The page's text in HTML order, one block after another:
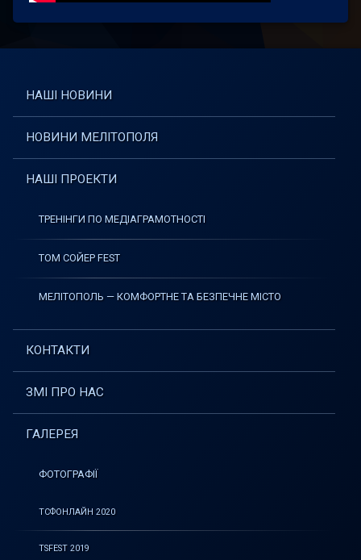
НАШІ НОВИНИ
НОВИНИ МЕЛІТОПОЛЯ
НАШІ ПРОЕКТИ
ТРЕНІНГИ ПО МЕДІАГРАМОТНОСТІ
ТОМ СОЙЕР FEST
МЕЛІТОПОЛЬ — КОМФОРТНЕ ТА БЕЗПЕЧНЕ МІСТО
КОНТАКТИ
ЗМІ ПРО НАС
ГАЛЕРЕЯ
ФОТОГРАФІЇ
ТСФОНЛАЙН 2020
TSFEST 2019